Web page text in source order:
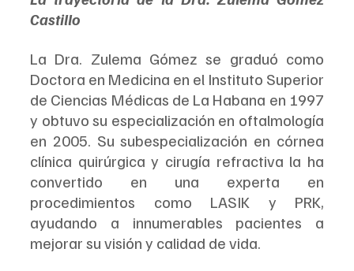
Castillo
La Dra. Zulema Gómez se graduó como
Doctora en Medicina en el Instituto Superior
de Ciencias Médicas de La Habana en 1997
y obtuvo su especialización en oftalmología
en 2005. Su subespecialización en córnea
clínica quirúrgica y cirugía refractiva la ha
convertido en una experta en
procedimientos como LASIK y PRK,
ayudando a innumerables pacientes a
mejorar su visión y calidad de vida.